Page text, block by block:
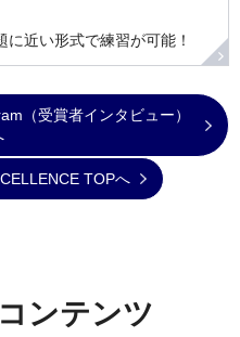
に近い形式で練習が可能！
（受賞者インタビュー）
TOPへ
ンテンツ